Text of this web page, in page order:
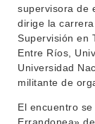
supervisora de
dirige la
Supervisión en
Entre Ríos,
Universidad
militante de
El encuentro